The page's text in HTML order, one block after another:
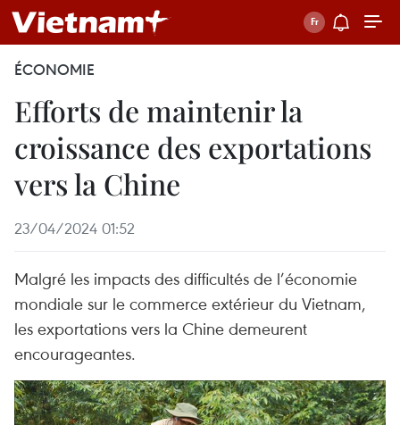
ÉCONOMIE
Efforts de maintenir la
croissance des exportations
vers la Chine
23/04/2024 01:52
Malgré les impacts des difficultés de l’économie
mondiale sur le commerce extérieur du Vietnam,
les exportations vers la Chine demeurent
encourageantes.